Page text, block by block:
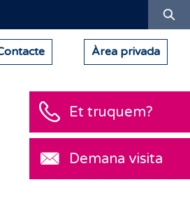
Àrea privada
Et truquem?
Demana visita